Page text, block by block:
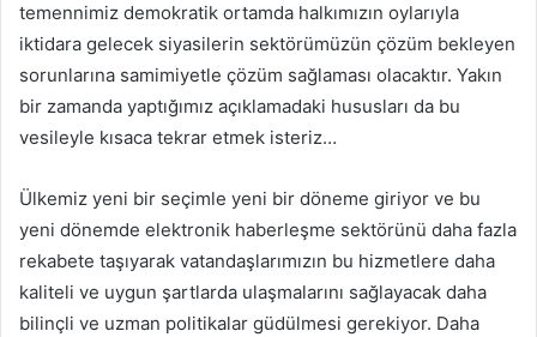
temennimiz demokratik ortamda halkımızın oylarıyla
iktidara gelecek siyasilerin sektörümüzün çözüm bekleyen
sorunlarına samimiyetle çözüm sağlaması olacaktır. Yakın
bir zamanda yaptığımız açıklamadaki hususları da bu
vesileyle kısaca tekrar etmek isteriz…
Ülkemiz yeni bir seçimle yeni bir döneme giriyor ve bu
yeni dönemde elektronik haberleşme sektörünü daha fazla
rekabete taşıyarak vatandaşlarımızın bu hizmetlere daha
kaliteli ve uygun şartlarda ulaşmalarını sağlayacak daha
bilinçli ve uzman politikalar güdülmesi gerekiyor. Daha